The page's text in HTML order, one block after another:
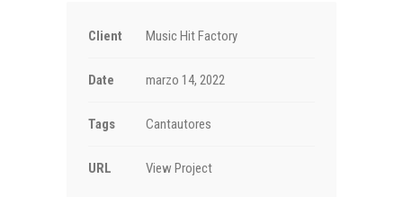
Client Music Hit Factory
Date marzo 14, 2022
Tags Cantautores
URL View Project